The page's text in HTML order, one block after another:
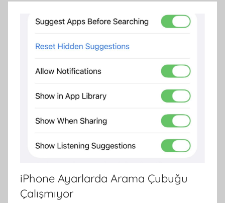
iPhone Ayarlarda Arama Çubuğu
Çalışmıyor